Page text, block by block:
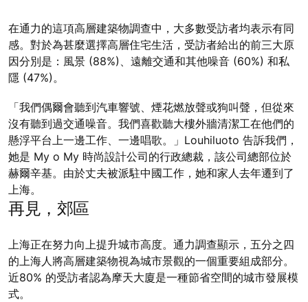
在通力的這項高層建築物調查中，大多數受訪者均表示有同
感。對於為甚麼選擇高層住宅生活，受訪者給出的前三大原
因分別是：風景 (88%)、遠離交通和其他噪音 (60%) 和私
隱 (47%)。
「我們偶爾會聽到汽車響號、煙花燃放聲或狗叫聲，但從來
沒有聽到過交通噪音。我們喜歡聽大樓外牆清潔工在他們的
懸浮平台上一邊工作、一邊唱歌。」Louhiluoto 告訴我們，
她是 My o My 時尚設計公司的行政總裁，該公司總部位於
赫爾辛基。由於丈夫被派駐中國工作，她和家人去年遷到了
上海。
再見，郊區
上海正在努力向上提升城市高度。通力調查顯示，五分之四
的上海人將高層建築物視為城市景觀的一個重要組成部分。
近80% 的受訪者認為摩天大廈是一種節省空間的城市發展模
式。